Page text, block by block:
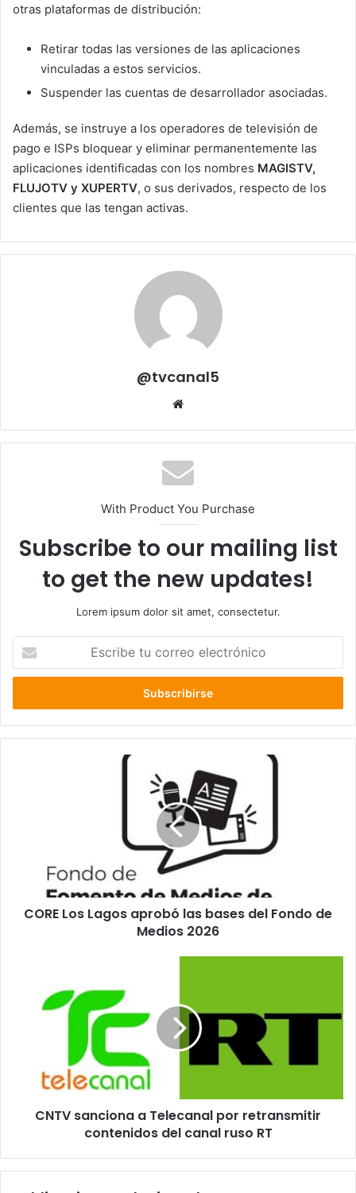
otras plataformas de distribución:
Retirar todas las versiones de las aplicaciones
vinculadas a estos servicios.
Suspender las cuentas de desarrollador asociadas.
Además, se instruye a los operadores de televisión de
pago e ISPs bloquear y eliminar permanentemente las
aplicaciones identificadas con los nombres MAGISTV,
FLUJOTV y XUPERTV, o sus derivados, respecto de los
clientes que las tengan activas.
@tvcanal5
With Product You Purchase
Subscribe to our mailing list
to get the new updates!
Lorem ipsum dolor sit amet, consectetur.
correo
Medios
CORE Los Lagos aprobó las bases del Fondo de
Medios 2026
Telecanal
contenidos
CNTV sanciona a Telecanal por retransmitir
contenidos del canal ruso RT